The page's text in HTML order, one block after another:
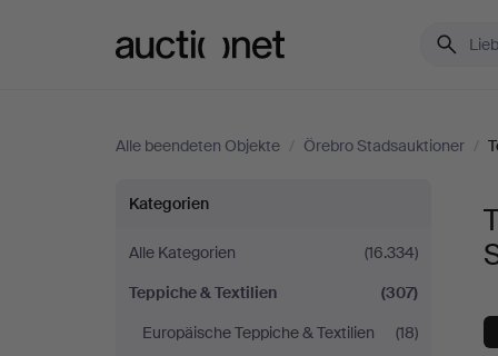
Alle beendeten Objekte / Örebro Stadsauktioner /
Teppiche
&
Textilien
Kategorien
Alle Kategorien
(16.334)
Teppiche & Textilien
(307)
Europäische Teppiche & Textilien
(18)